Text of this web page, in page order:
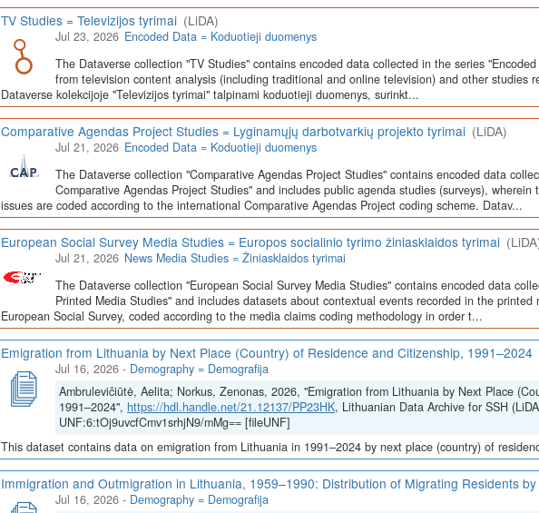
TV Studies = Televizijos tyrimai (LiDA)
Jul 23, 2026 Encoded Data = Koduotieji duomenys
The Dataverse collection "TV Studies" contains encoded data collected in the series
from television content analysis (including traditional and online television) and other studies
Dataverse kolekcijoje "Televizijos tyrimai" talpinami koduotieji duomenys, surinkt...
Comparative Agendas Project Studies = Lyginamųjų darbotvarkių projekto tyrimai (LiDA)
Jul 21, 2026 Encoded Data = Koduotieji duomenys
The Dataverse collection "Comparative Agendas Project Studies" contains encoded data
Comparative Agendas Project Studies" and includes public agenda studies (surveys),
issues are coded according to the international Comparative Agendas Project coding scheme. Datav...
European Social Survey Media Studies = Europos socialinio tyrimo žiniasklaidos tyrimai
Jul 21, 2026 News Media Studies = Žiniasklaidos tyrimai
The Dataverse collection "European Social Survey Media Studies" contains encoded data
Printed Media Studies" and includes datasets about contextual events recorded in the
European Social Survey, coded according to the media claims coding methodology in order t...
Emigration from Lithuania by Next Place (Country) of Residence and Citizenship, 1991–2024
Jul 16, 2026 - Demography = Demografija
Ambrulevičiūtė, Aelita; Norkus, Zenonas, 2026, "Emigration from Lithuania by Next Place
1991–2024", https://hdl.handle.net/21.12137/PP23HK, Lithuanian Data Archive for SSH
UNF:6:tOj9uvcfCmv1srhjN9/mMg== [fileUNF]
This dataset contains data on emigration from Lithuania in 1991–2024 by next place (country) of
Immigration and Outmigration in Lithuania, 1959–1990: Distribution of Migrating Residents
Jul 16, 2026 - Demography = Demografija